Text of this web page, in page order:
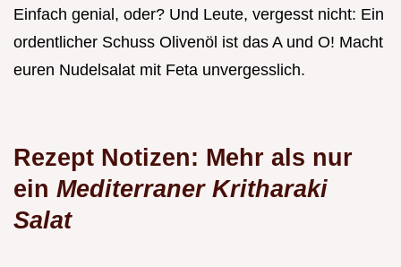
Einfach genial, oder? Und Leute, vergesst nicht: Ein
ordentlicher Schuss Olivenöl ist das A und O! Macht
euren Nudelsalat mit Feta unvergesslich.
Rezept Notizen: Mehr als nur
ein Mediterraner Kritharaki
Salat